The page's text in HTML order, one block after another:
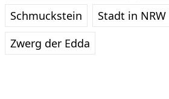
Schmuckstein
Stadt in NRW
Zwerg der Edda